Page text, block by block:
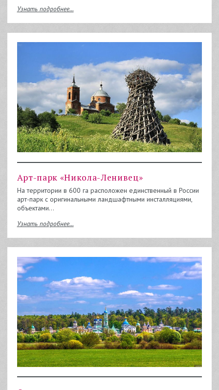
Узнать подробнее...
Арт-парк «Никола-Ленивец»
На территории в 600 га расположен единственный в России
арт-парк с оригинальными ландшафтными инсталляциями,
объектами…
Узнать подробнее...